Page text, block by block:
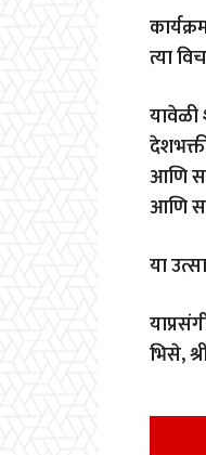
त्या
यावेळी
आणि
आणि
या
भिसे,